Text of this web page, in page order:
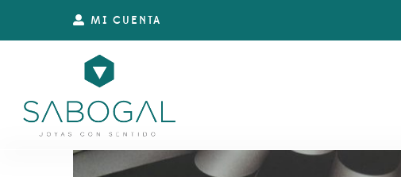
MI CUENTA